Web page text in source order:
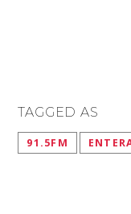
TAGGED AS
91.5FM